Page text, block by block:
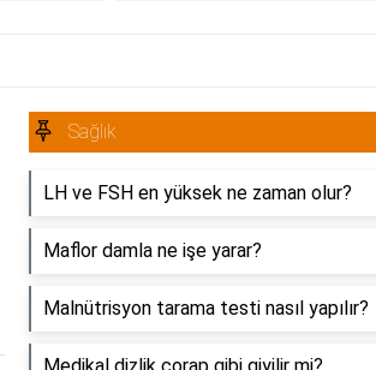
Sağlık
LH ve FSH en yüksek ne zaman olur?
Maflor damla ne işe yarar?
Malnütrisyon tarama testi nasıl yapılır?